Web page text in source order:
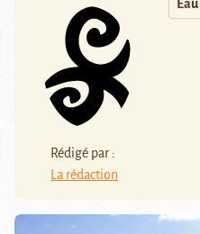
Rédigé par :
La rédaction
Eau